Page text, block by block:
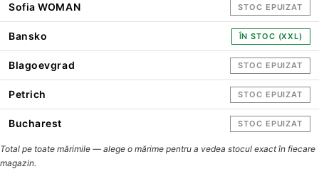
Sofia WOMAN STOC EPUIZAT
Bansko ÎN STOC (XXL)
Blagoevgrad STOC EPUIZAT
Petrich STOC EPUIZAT
Bucharest STOC EPUIZAT
Total pe toate mărimile — alege o mărime pentru a vedea stocul exact în fiecare
magazin.